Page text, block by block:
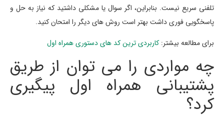
تلفنی سریع نیست. بنابراین، اگر سوال یا مشکلی داشتید که نیاز به حل و
پاسخگویی فوری داشت بهتر است روش های دیگر را امتحان کنید.
برای مطالعه بیشتر: کاربردی ترین کد های دستوری همراه اول
چه مواردی را می توان از طریق
پشتیبانی همراه اول پیگیری
کرد؟